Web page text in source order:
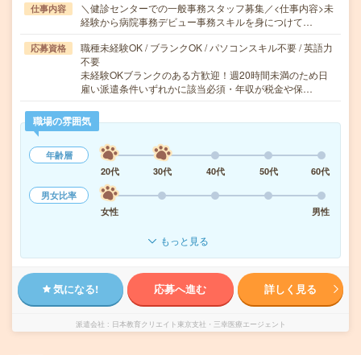
仕事内容
＼健診センターでの一般事務スタッフ募集／<仕事内容>未
経験から病院事務デビュー事務スキルを身につけて…
応募資格
職種未経験OK / ブランクOK / パソコンスキル不要 / 英語力
不要
未経験OKブランクのある方歓迎！週20時間未満のため日
雇い派遣条件いずれかに該当必須・年収が税金や保…
職場の雰囲気
年齢層
20代
30代 40代 50代
60代
男女比率
女性
男性
もっと見る
気になる! 応募へ進む 詳しく見る
派遣会社 日本教育クリエイト東京支社・三幸医療エージェント